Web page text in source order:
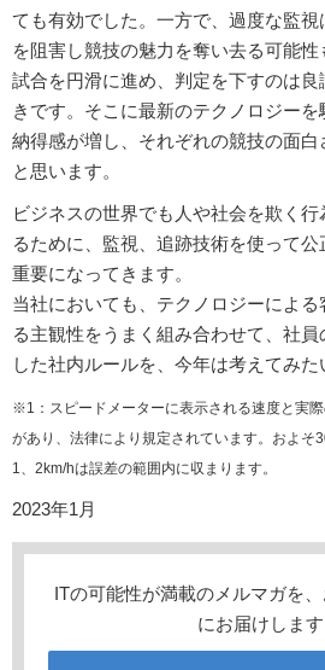
ても有効でした。一方で、過度な監
を阻害し競技の魅力を奪い去る可能
試合を円滑に進め、判定を下すのは
きです。そこに最新のテクノロジー
納得感が増し、それぞれの競技の面
と思います。
ビジネスの世界でも人や社会を欺く
るために、監視、追跡技術を使って
重要になってきます。
当社においても、テクノロジーによ
る主観性をうまく組み合わせて、社
した社内ルールを、今年は考えてみた
※1：スピードメーターに表示される速度と実
があり、法律により規定されています。およそ
1、2km/hは誤差の範囲内に収まります。
2023年1月
ITの可能性が満載のメルマガを
にお届けします